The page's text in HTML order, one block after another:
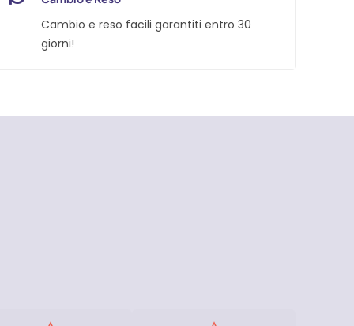
Cambio e reso facili garantiti entro 30
giorni!